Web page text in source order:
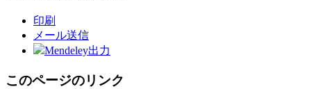
印刷
メール送信
Mendeley出力
このページのリンク